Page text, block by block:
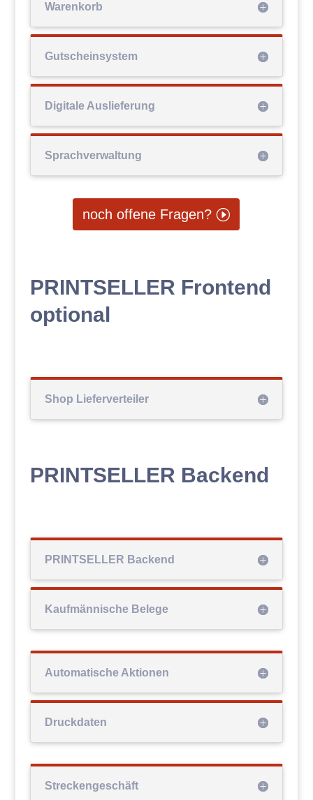
Warenkorb
Gutscheinsystem
Digitale Auslieferung
Sprachverwaltung
noch offene Fragen?
PRINTSELLER Frontend
optional
Shop Lieferverteiler
PRINTSELLER Backend
PRINTSELLER Backend
Kaufmännische Belege
Automatische Aktionen
Druckdaten
Streckengeschäft